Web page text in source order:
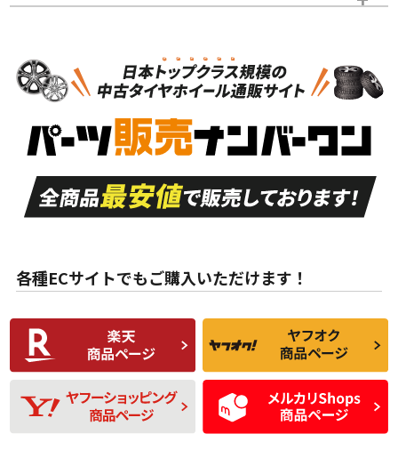
S
品）
S
新車外し品（新古
付き
A
走行距離も少なく、
目立つ傷もほとんど
ない中古品
A
走行距離も少なく、
非常に状態の良い中
古品
な中古品
んどない中古品
C
比較的きれいな中古
品
C
られるが、使用に問
題のない中古品
D
使用感や目立つ傷が
あり、一般的な中古
品
D
残り溝も少なく、偏
磨耗がみられ、短期
間使用できるくらい
の中古品
スタッドレスタイヤホイールセット
各種ECサイトでもご購入いただけます！